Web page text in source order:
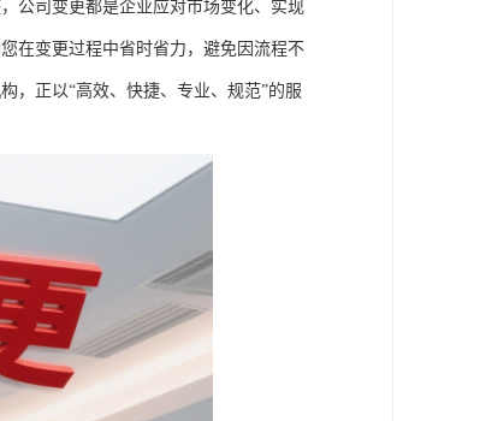
公司变更都是企业应对市场变化、实现
在变更过程中省时省力，避免因流程不
，正以“高效、快捷、专业、规范”的服